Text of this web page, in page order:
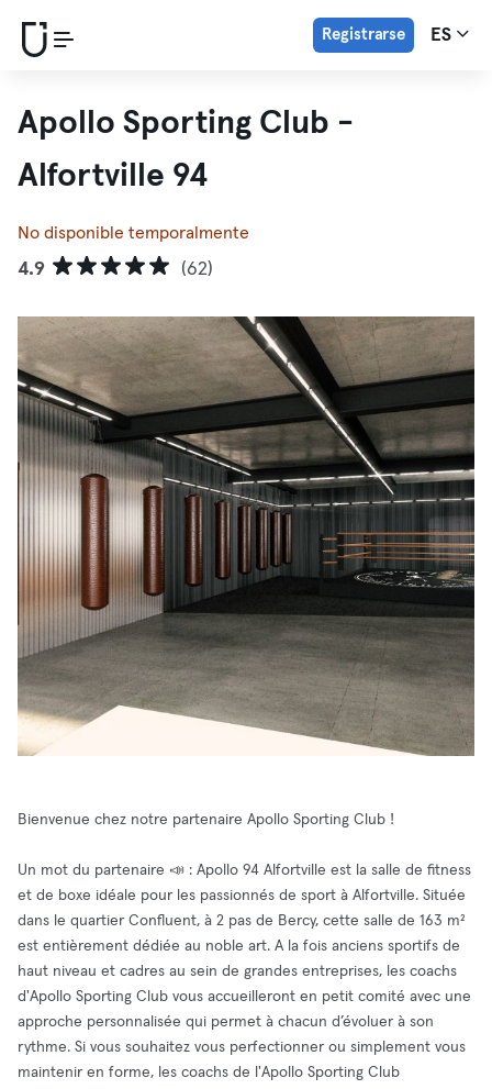
Registrarse ES
Apollo Sporting Club -
Alfortville 94
No disponible temporalmente
4.9 (62)
Bienvenue chez notre partenaire Apollo Sporting Club !
Un mot du partenaire 📣 : Apollo 94 Alfortville est la salle de fitness
et de boxe idéale pour les passionnés de sport à Alfortville. Située
dans le quartier Confluent, à 2 pas de Bercy, cette salle de 163 m²
est entièrement dédiée au noble art. A la fois anciens sportifs de
haut niveau et cadres au sein de grandes entreprises, les coachs
d'Apollo Sporting Club vous accueilleront en petit comité avec une
approche personnalisée qui permet à chacun d’évoluer à son
rythme. Si vous souhaitez vous perfectionner ou simplement vous
maintenir en forme, les coachs de l'Apollo Sporting Club